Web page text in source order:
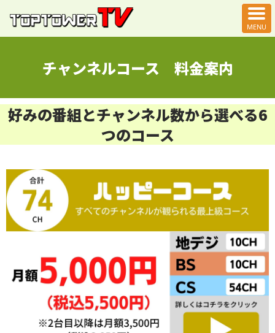
チャンネルコース 料金案内
好みの番組とチャンネル数から選べる6
つのコース